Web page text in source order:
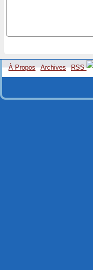
À Propos Archives RSS